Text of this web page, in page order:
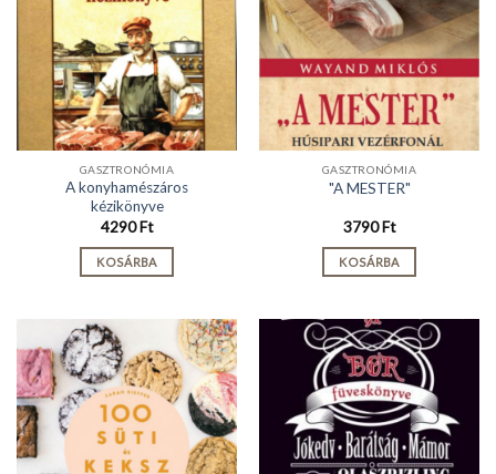
GASZTRONÓMIA
A konyhamészáros
kézikönyve
4290Ft
KOSÁRBA
GASZTRONÓMIA
"A MESTER"
3790Ft
KOSÁRBA